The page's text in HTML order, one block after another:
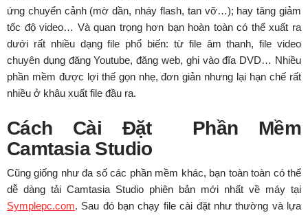
ứng chuyển cảnh (mờ dần, nháy flash, tan vỡ…); hay tăng giảm
tốc độ video… Và quan trọng hơn bạn hoàn toàn có thể xuất ra
dưới rất nhiều dạng file phổ biến: từ file âm thanh, file video
chuyên dụng đăng Youtube, đăng web, ghi vào đĩa DVD… Nhiều
phần mềm được lợi thế gọn nhẹ, đơn giản nhưng lại hạn chế rất
nhiều ở khâu xuất file đầu ra.
Cách Cài Đặt Phần Mềm
Camtasia Studio
Cũng giống như đa số các phần mềm khác, bạn toàn toàn có thể
dễ dàng tải Camtasia Studio phiên bản mới nhất về máy tại
Symplepc.com. Sau đó bạn chạy file cài đặt như thường và lựa